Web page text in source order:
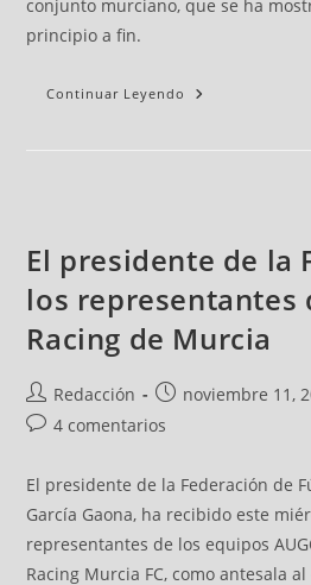
conjunto murciano, que se ha
principio a fin.
Continuar Leyendo
El presidente de la
los representantes
Racing de Murcia
Redacción noviembre 11,
4 comentarios
El presidente de la Federación de
García Gaona, ha recibido este
representantes de los equipos
Racing Murcia FC, como antesala